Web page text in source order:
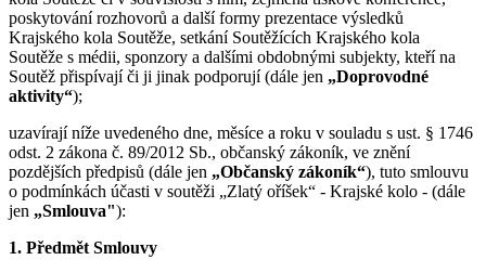
poskytování rozhovorů a další formy prezentace výsledků
Krajského kola Soutěže, setkání Soutěžících Krajského kola
Soutěže s médii, sponzory a dalšími obdobnými subjekty, kteří na
Soutěž přispívají či ji jinak podporují (dále jen „Doprovodné
aktivity“);
uzavírají níže uvedeného dne, měsíce a roku v souladu s ust. § 1746
odst. 2 zákona č. 89/2012 Sb., občanský zákoník, ve znění
pozdějších předpisů (dále jen „Občanský zákoník“), tuto smlouvu
o podmínkách účasti v soutěži „Zlatý oříšek“ - Krajské kolo - (dále
jen „Smlouva"):
1. Předmět Smlouvy